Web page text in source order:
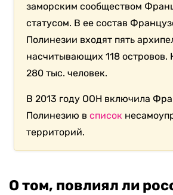
заморским сообществом
статусом. В ее состав
Полинезии входят пять
насчитывающих 118 островов.
280 тыс. человек.
В 2013 году ООН включила
Полинезию всписок
территорий.
О том, повлиял ли